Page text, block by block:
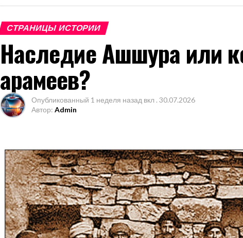
СТРАНИЦЫ ИСТОРИИ
Наследие Ашшура или
арамеев?
Опубликованный 1 неделя назад вкл . 30.07.2026
Автор: Admin